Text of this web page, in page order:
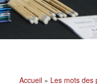
Accueil » Les mots des